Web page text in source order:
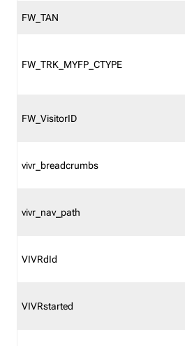
FW_TAN
FW_TRK_MYFP_CTYPE
FW_VisitorID
vivr_breadcrumbs
vivr_nav_path
VIVRdId
VIVRstarted